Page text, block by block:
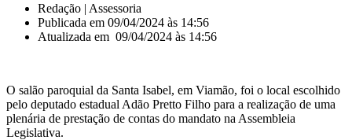
Redação | Assessoria
Publicada em 09/04/2024 às 14:56
Atualizada em 09/04/2024 às 14:56
O salão paroquial da Santa Isabel, em Viamão, foi o local escolhido
pelo deputado estadual Adão Pretto Filho para a realização de uma
plenária de prestação de contas do mandato na Assembleia
Legislativa.